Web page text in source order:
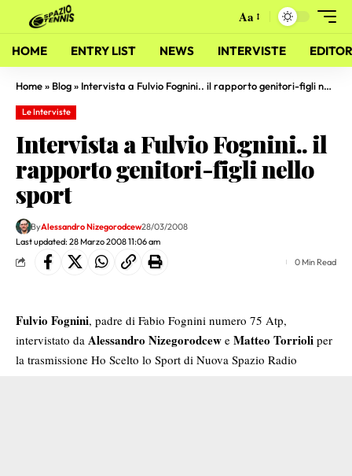
Aa
HOME ENTRY LIST NEWS INTERVISTE
Home» Blog» Intervista a Fulvio Fognini.. il rapporto genitori-figli nello sport
Le Interviste
Intervista a Fulvio Fognini.. il
rapporto genitori-figli nello
sport
Last updated: 28 Marzo 2008 11:06 am
ByAlessandro Nizegorodcew28/03/2008
0 Min Read
Fulvio Fognini, padre di Fabio Fognini numero 75 Atp,
intervistato da Alessandro Nizegorodcew e Matteo Torrioli per
la trasmissione Ho Scelto lo Sport di Nuova Spazio Radio